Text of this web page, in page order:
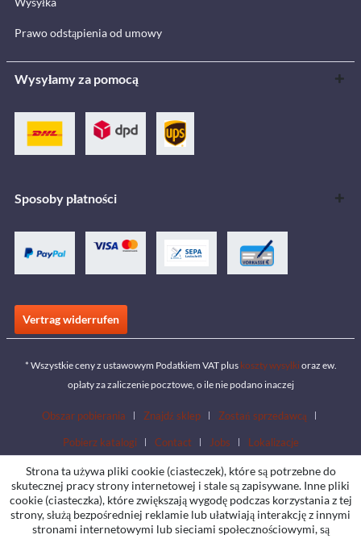
Prawo odstąpienia od umowy
Wysyłamy za pomocą
Sposoby płatności
Vertrag widerrufen
* Wszystkie ceny z ustawowym Podatkiem VAT plus koszty wysyłki oraz ew.
opłaty za zaliczenie pocztowe, o ile nie podano inaczej
Obszar pobierania Znajdź sklep Zostań sprzedawcą
Pobierz katalogi Contact Jobs Lokalizacje
Strona ta używa pliki cookie (ciasteczek), które są potrzebne do
skutecznej pracy strony internetowej i stale są zapisywane. Inne pliki
cookie (ciasteczka), które zwiększają wygodę podczas korzystania z tej
strony, służą bezpośredniej reklamie lub ułatwiają interakcję z innymi
stronami internetowymi lub sieciami społecznościowymi, są